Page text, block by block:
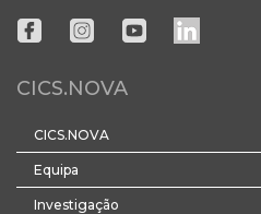
CICS.NOVA
CICS.NOVA
Equipa
Investigação